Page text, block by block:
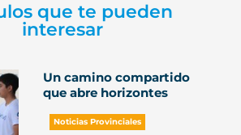
que te pueden
interesar
Un camino compartido
que abre horizontes
Noticias Provinciales